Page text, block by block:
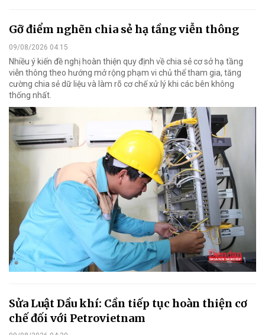
Gỡ điểm nghẽn chia sẻ hạ tầng viễn thông
09/08/2026 04:15
Nhiều ý kiến đề nghị hoàn thiện quy định về chia sẻ cơ sở hạ tầng
viễn thông theo hướng mở rộng phạm vi chủ thể tham gia, tăng
cường chia sẻ dữ liệu và làm rõ cơ chế xử lý khi các bên không
thống nhất.
Sửa Luật Dầu khí: Cần tiếp tục hoàn thiện cơ
chế đối với Petrovietnam